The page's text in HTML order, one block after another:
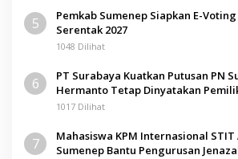
5
Pemkab Sumenep Siapkan E-
Serentak 2027
1048 Dilihat
6
PT Surabaya Kuatkan Putusan PN
Hermanto Tetap Dinyatakan
Pamolokan
1017 Dilihat
7
Mahasiswa KPM Internasional
Sumenep Bantu Pengurusan